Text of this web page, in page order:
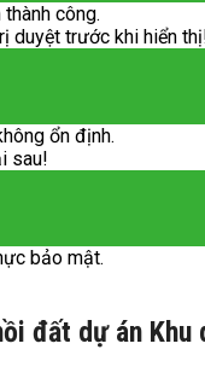
công.
duyệt trước khi hiển
ổn định.
sau!
bảo mật.
đất dự án Khu